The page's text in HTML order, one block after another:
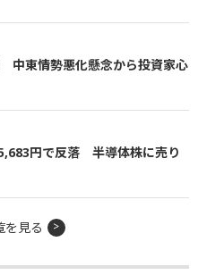
中東情勢悪化懸念から投資家心
円で反落 半導体株に売り
を見る